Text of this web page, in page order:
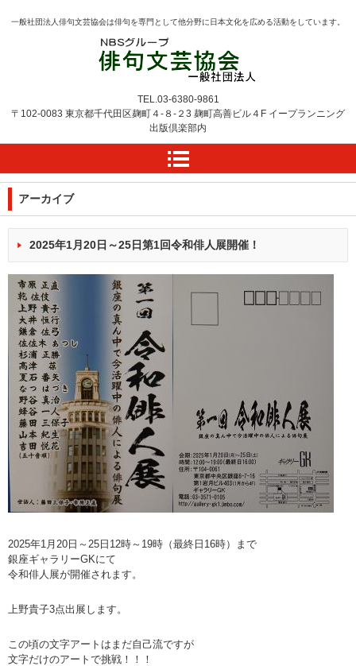
一般社団法人俳句文芸協会は俳句を専門として他分野に日本文化を広める活動をしています。
TEL.03-6380-9861
〒102-0083 東京都千代田区麹町４-８-２3 麹町高善ビル４F イープランニング
出版倶楽部内
アーカイブ
2025年1月20日～25日第1回令和俳人展開催！
2025年1月20日～25日12時～19時（最終日16時）まで
銀座ギャラリーGKにて
令和俳人展が開催されます。
上野貴子3点出展します。
この頃の文字アートはまだ自己流ですが
文字だけのアートで挑戦！！！